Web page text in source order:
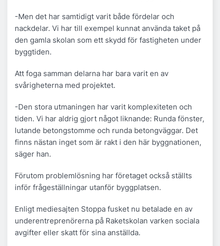
-Men det har samtidigt varit både fördelar och
nackdelar. Vi har till exempel kunnat använda taket på
den gamla skolan som ett skydd för fastigheten under
byggtiden.
Att foga samman delarna har bara varit en av
svårigheterna med projektet.
-Den stora utmaningen har varit komplexiteten och
tiden. Vi har aldrig gjort något liknande: Runda fönster,
lutande betongstomme och runda betongväggar. Det
finns nästan inget som är rakt i den här byggnationen,
säger han.
Förutom problemlösning har företaget också ställts
inför frågeställningar utanför byggplatsen.
Enligt mediesajten Stoppa fusket nu betalade en av
underentreprenörerna på Raketskolan varken sociala
avgifter eller skatt för sina anställda.